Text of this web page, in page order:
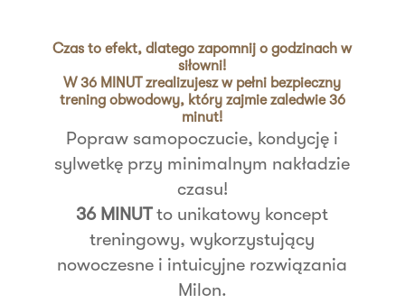
Czas to efekt, dlatego zapomnij o godzinach w
siłowni!
W 36 MINUT zrealizujesz w pełni bezpieczny
trening obwodowy, który zajmie zaledwie 36
minut!
Popraw samopoczucie, kondycję i
sylwetkę przy minimalnym nakładzie
czasu!
36 MINUT to unikatowy koncept
treningowy, wykorzystujący
nowoczesne i intuicyjne rozwiązania
Milon.